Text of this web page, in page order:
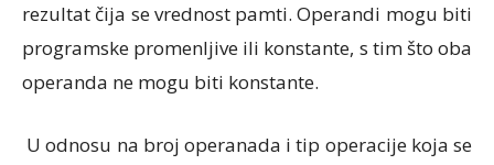
rezultat čija se vrednost pamti. Operandi mogu biti
programske promenljive ili konstante, s tim što oba
operanda ne mogu biti konstante.
U odnosu na broj operanada i tip operacije koja se